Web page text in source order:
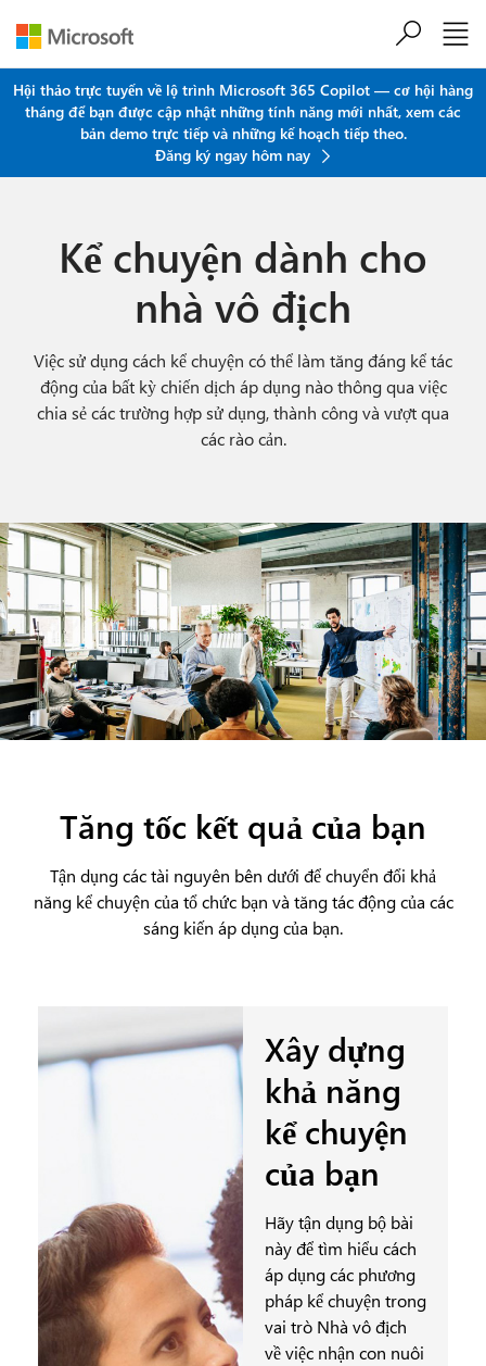
Hội thảo trực tuyến về lộ trình Microsoft 365 Copilot — cơ hội hàng
tháng để bạn được cập nhật những tính năng mới nhất, xem các
bản demo trực tiếp và những kế hoạch tiếp theo.
Đăng ký ngay hôm nay
Kể chuyện dành cho
nhà vô địch
Việc sử dụng cách kể chuyện có thể làm tăng đáng kể tác
động của bất kỳ chiến dịch áp dụng nào thông qua việc
chia sẻ các trường hợp sử dụng, thành công và vượt qua
các rào cản.
Tăng tốc kết quả của bạn
Tận dụng các tài nguyên bên dưới để chuyển đổi khả
năng kể chuyện của tổ chức bạn và tăng tác động của các
sáng kiến áp dụng của bạn.
Xây dựng
khả năng
kể chuyện
của bạn
Hãy tận dụng bộ bài
này để tìm hiểu cách
áp dụng các phương
pháp kể chuyện trong
vai trò Nhà vô địch
về việc nhận con nuôi